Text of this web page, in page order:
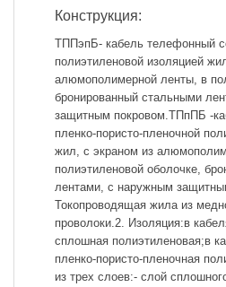
Конструкция:
ТППэпБ- кабель телефонный
полиэтиленовой изоляцией
алюмополимерной ленты, в
бронированный стальными
защитным покровом.ТПпПБ -
пленко-пористо-пленочной
жил, с экраном из
полиэтиленовой оболочке,
лентами, с наружным
Токопроводящая жила из
проволоки.2. Изоляция:в
сплошная полиэтиленовая;в
пленко-пористо-пленочная
из трех слоев:- слой